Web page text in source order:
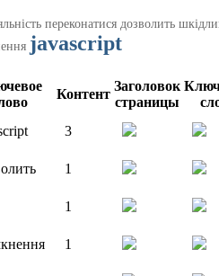
переконатися дозволить
javascript
Контент
Заголовок
страницы
3
1
1
1